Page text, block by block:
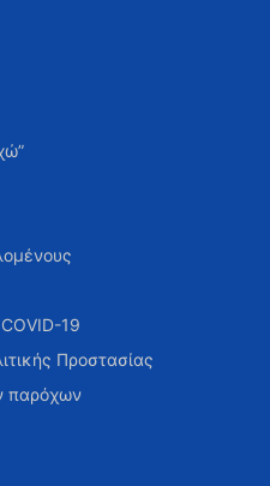
19
Προστασίας
παρόχων